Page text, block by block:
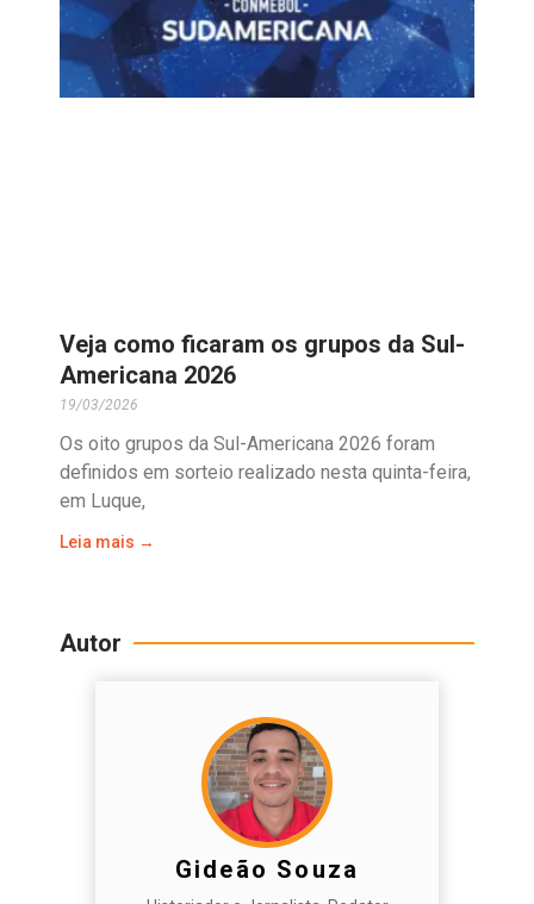
Veja como ficaram os grupos da Sul-
Americana 2026
19/03/2026
Os oito grupos da Sul-Americana 2026 foram
definidos em sorteio realizado nesta quinta-feira,
em Luque,
Leia mais →
Autor
Gideão Souza